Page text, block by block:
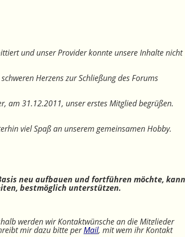
und unser Provider konnte unsere Inhalte nicht
Herzens zur Schließung des Forums
am 31.12.2011, unser erstes Mitglied begrüßen.
viel Spaß an unserem gemeinsamen Hobby.
neu aufbauen und fortführen möchte, kann
bestmöglich unterstützen.
werden wir Kontaktwünsche an die Mitglieder
mir dazu bitte perMail, mit wem ihr Kontakt